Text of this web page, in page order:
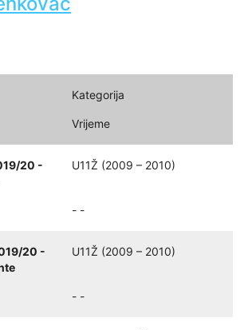
Kategorija
Vrijeme
20 -
U11Ž (2009 – 2010)
- -
20 -
U11Ž (2009 – 2010)
- -